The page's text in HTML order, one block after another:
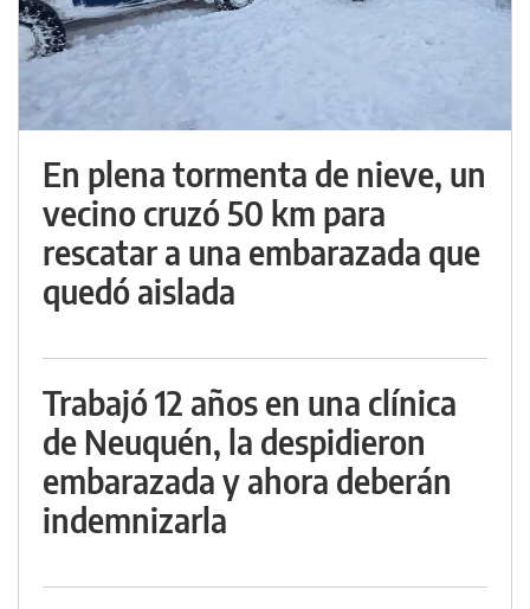
En plena tormenta de nieve, un
vecino cruzó 50 km para
rescatar a una embarazada que
quedó aislada
Trabajó 12 años en una clínica
de Neuquén, la despidieron
embarazada y ahora deberán
indemnizarla